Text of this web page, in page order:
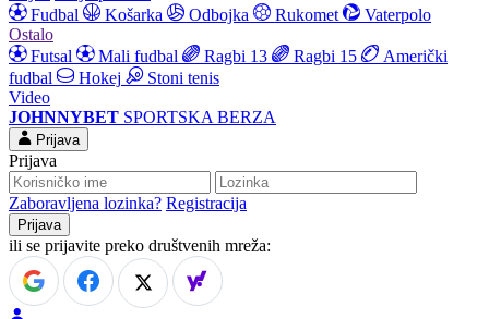
Fudbal
Košarka Odbojka Rukomet
Vaterpolo
Ostalo
Futsal
Mali fudbal Ragbi 13 Ragbi 15
Američki
fudbal
Hokej
Stoni tenis
Video
JOHNNYBET SPORTSKA BERZA
Prijava
Prijava
Zaboravljena lozinka? Registracija
ili se prijavite preko društvenih mreža: